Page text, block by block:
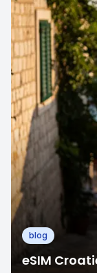
blog
eSIM